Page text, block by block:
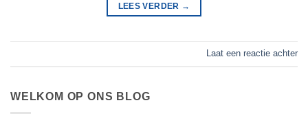
LEES VERDER →
Laat een reactie achter
WELKOM OP ONS BLOG